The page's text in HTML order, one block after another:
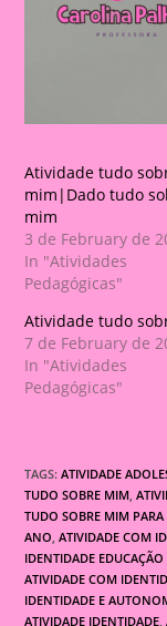
Atividade tudo
mim|Dado tudo
mim
3 de February de
In "Atividades
Pedagógicas"
Atividade tudo
7 de February de
In "Atividades
Pedagógicas"
TAGS:ATIVIDADE
TUDO SOBRE MIM,
TUDO SOBRE MIM
ANO, ATIVIDADE COM
IDENTIDADE
ATIVIDADE COM
IDENTIDADE E
ATIVIDADE IDENTIDADE,